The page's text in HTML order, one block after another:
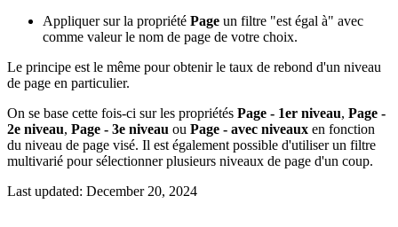
Appliquer sur la propriété Page un filtre "est égal à" avec
comme valeur le nom de page de votre choix.
Le principe est le même pour obtenir le taux de rebond d'un niveau
de page en particulier.
On se base cette fois-ci sur les propriétés Page - 1er niveau, Page -
2e niveau, Page - 3e niveau ou Page - avec niveaux en fonction
du niveau de page visé. Il est également possible d'utiliser un filtre
multivarié pour sélectionner plusieurs niveaux de page d'un coup.
Last updated: December 20, 2024